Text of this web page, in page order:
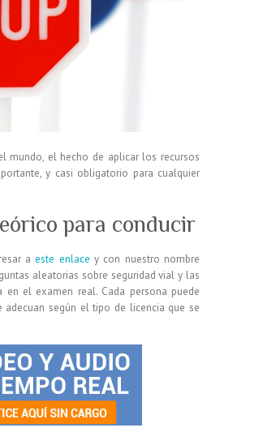
mundo, el hecho de aplicar los recursos
y casi obligatorio para cualquier
para conducir
aeste enlace y con nuestro nombre
aleatorias sobre seguridad vial y las
el examen real. Cada persona puede
adecuan según el tipo de licencia que se